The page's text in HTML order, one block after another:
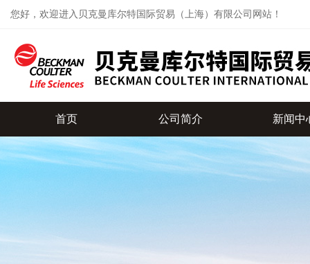
您好，欢迎进入贝克曼库尔特国际贸易（上海）有限公司网站！
首页 公司简介 新闻中